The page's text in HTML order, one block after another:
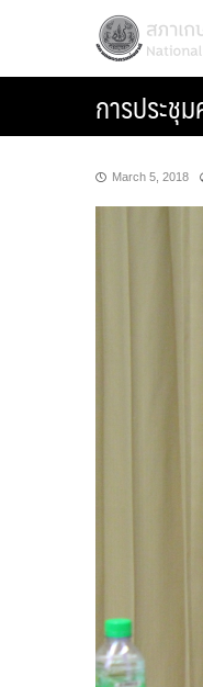
สภาเกษต
National
การประชุ
March 5, 2018